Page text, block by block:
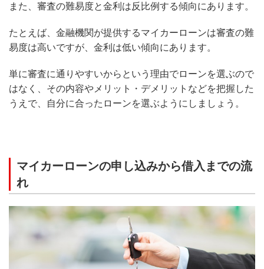
また、審査の難易度と金利は反比例する傾向にあります。
たとえば、金融機関が提供するマイカーローンは審査の難
易度は高いですが、金利は低い傾向にあります。
単に審査に通りやすいからという理由でローンを選ぶので
はなく、その内容やメリット・デメリットなどを把握した
うえで、自分に合ったローンを選ぶようにしましょう。
マイカーローンの申し込みから借入までの流
れ